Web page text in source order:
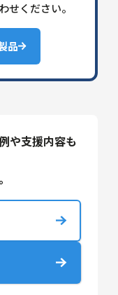
せください。
品
や支援内容も